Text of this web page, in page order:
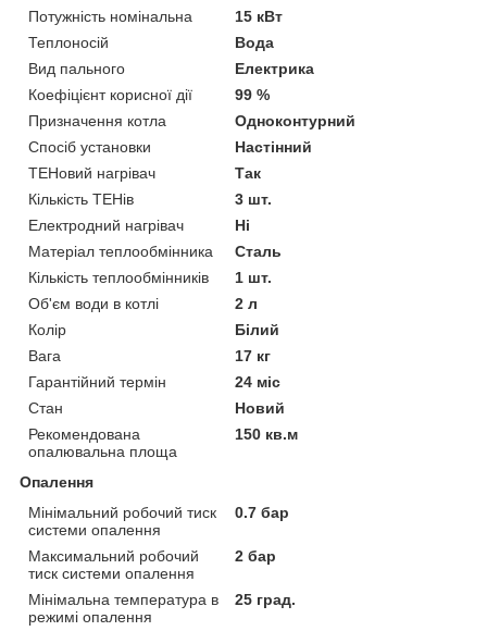
Потужність номінальна
15 кВт
Теплоносій
Вода
Вид пального
Електрика
Коефіцієнт корисної дії
99 %
Призначення котла
Одноконтурний
Спосіб установки
Настінний
ТЕНовий нагрівач
Так
Кількість ТЕНів
3 шт.
Електродний нагрівач
Ні
Матеріал теплообмінника
Сталь
Кількість теплообмінників
1 шт.
Об'єм води в котлі
2 л
Колір
Білий
Вага
17 кг
Гарантійний термін
24 міс
Стан
Новий
Рекомендована
опалювальна площа
150 кв.м
Опалення
Мінімальний робочий тиск
системи опалення
0.7 бар
Максимальний робочий
тиск системи опалення
2 бар
Мінімальна температура в
режимі опалення
25 град.